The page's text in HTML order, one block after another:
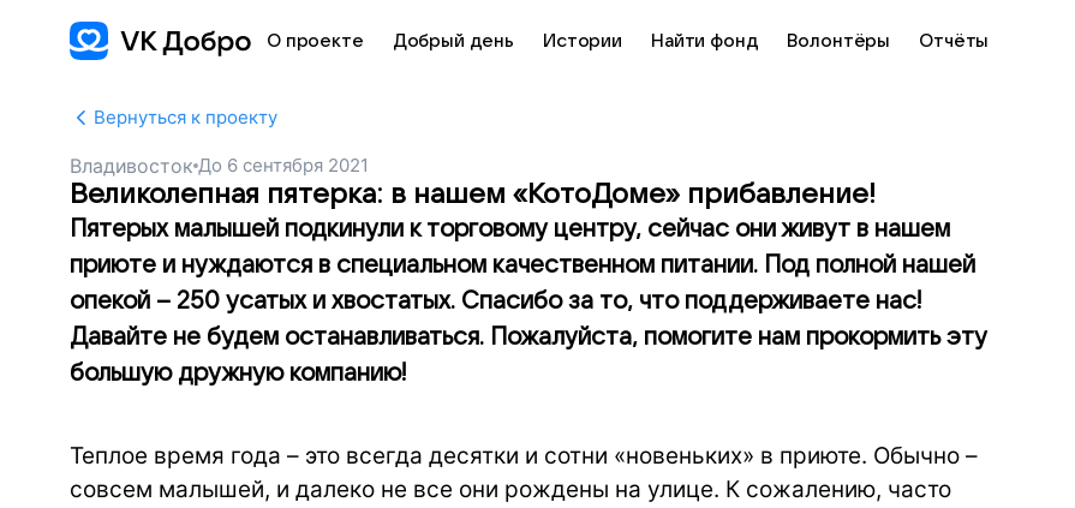
О проекте Добрый день Истории Найти фонд Волонтёры Отчёты
Вернуться к проекту
Владивосток До 6 сентября 2021
Великолепная пятерка: в нашем «КотоДоме» прибавление!
Пятерых малышей подкинули к торговому центру, сейчас они живут в нашем
приюте и нуждаются в специальном качественном питании. Под полной нашей
опекой – 250 усатых и хвостатых. Спасибо за то, что поддерживаете нас!
Давайте не будем останавливаться. Пожалуйста, помогите нам прокормить эту
большую дружную компанию!
Теплое время года – это всегда десятки и сотни «новеньких» в приюте. Обычно –
совсем малышей, и далеко не все они рождены на улице. К сожалению, часто